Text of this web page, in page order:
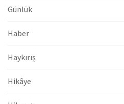
Günlük
Haber
Haykırış
Hikâye